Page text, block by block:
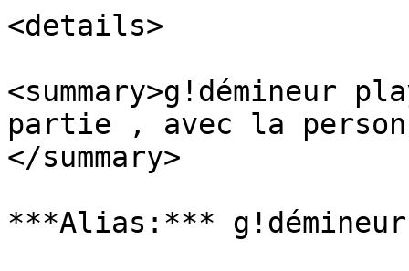
<details>
<summary>g!démineur
partie , avec la
</summary>
***Alias:*** g!démineur